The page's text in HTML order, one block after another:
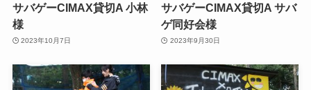
サバゲーCIMAX貸切A 小林
様
2023年10月7日
サバゲーCIMAX貸切A サバ
ゲ同好会様
2023年9月30日